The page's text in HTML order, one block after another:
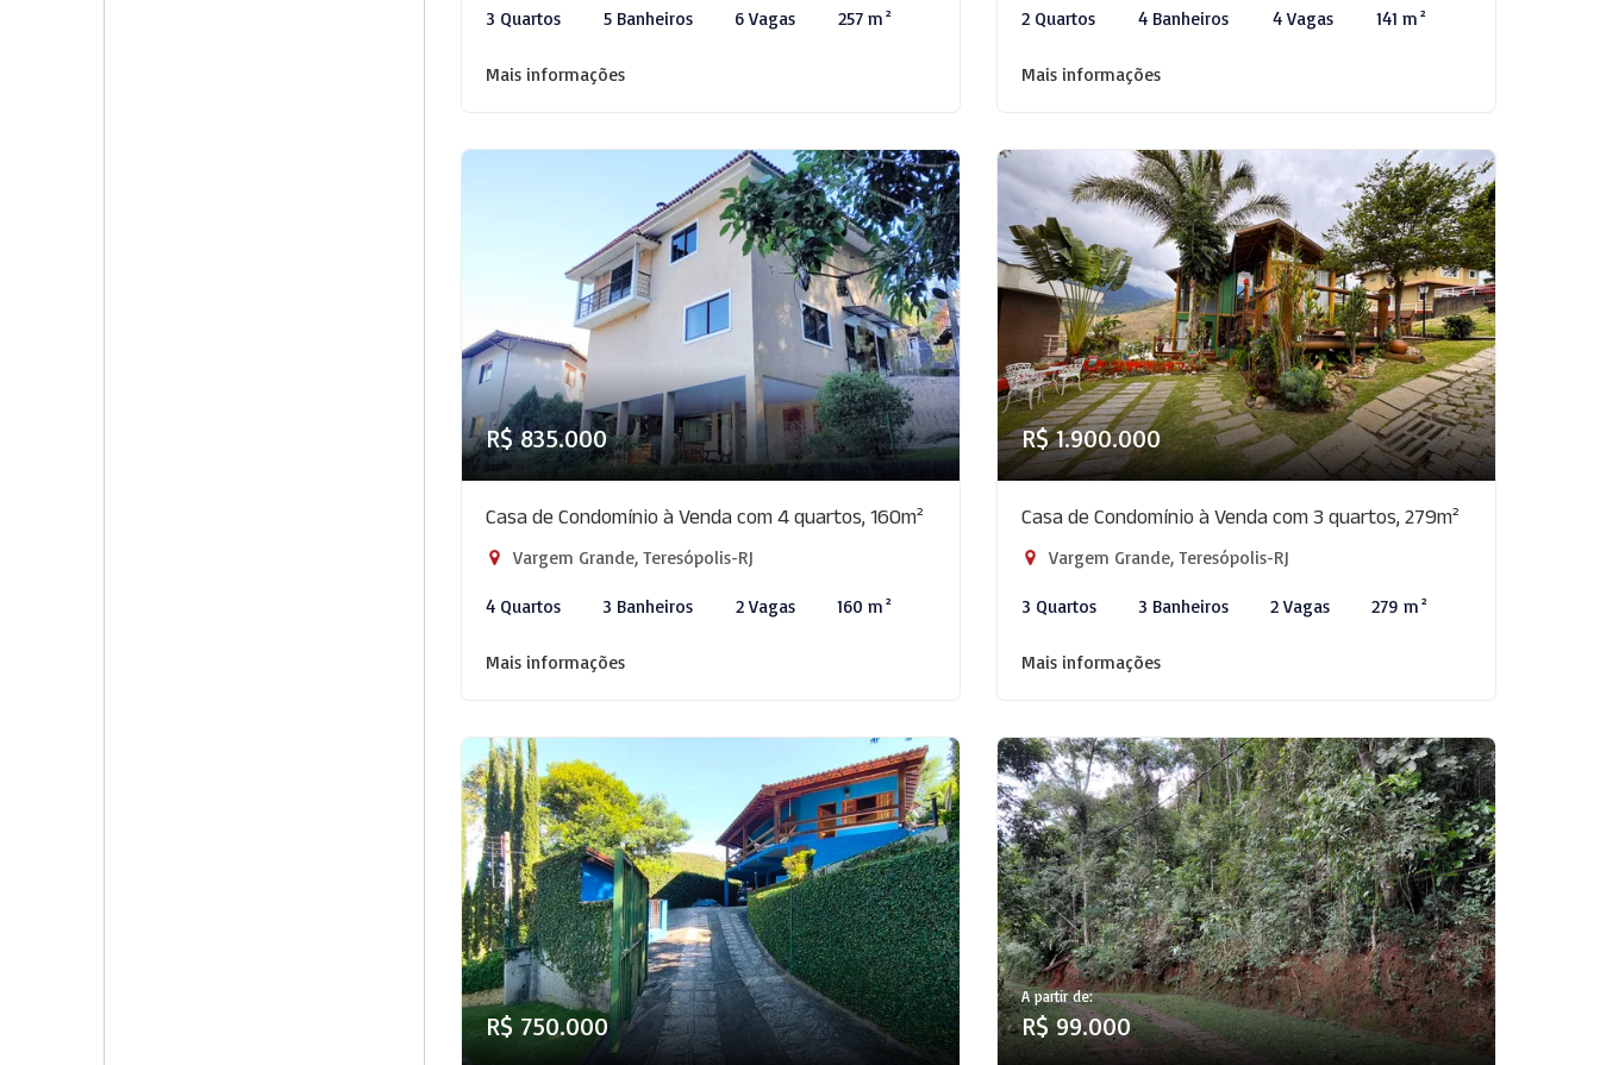
3 Quartos 5 Banheiros 6 Vagas 257 m²
Mais informações
2 Quartos 4 Banheiros 4 Vagas 141 m²
Mais informações
R$ 835.000
Casa de Condomínio à Venda com 4 quartos, 160m²
Vargem Grande, Teresópolis-RJ
4 Quartos 3 Banheiros 2 Vagas 160 m²
Mais informações
R$ 1.900.000
Casa de Condomínio à Venda com 3 quartos, 279m²
Vargem Grande, Teresópolis-RJ
3 Quartos 3 Banheiros 2 Vagas 279 m²
Mais informações
R$ 750.000
A partir de:
R$ 99.000